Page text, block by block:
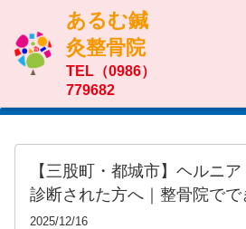
あるむ鍼
灸整骨院
TEL（0986）
779682
【三股町・都城市】ヘルニ
診断された方へ｜整骨院で
2025/12/16